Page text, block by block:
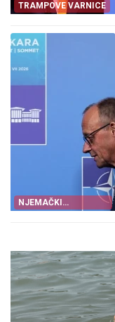
TRAMPOVE VARNICE
NJEMAČKI
KANCELAR